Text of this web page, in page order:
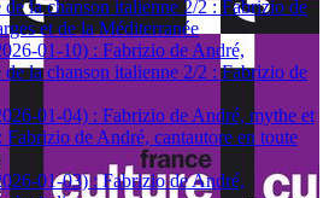
la chanson italienne 2/2 : Fabrizio de
et de la Méditerranée
01-10) : Fabrizio de André,
la chanson italienne 2/2 : Fabrizio de
01-04) : Fabrizio de André, mythe et
Fabrizio de André, cantautore en toute
01-03) : Fabrizio de André,